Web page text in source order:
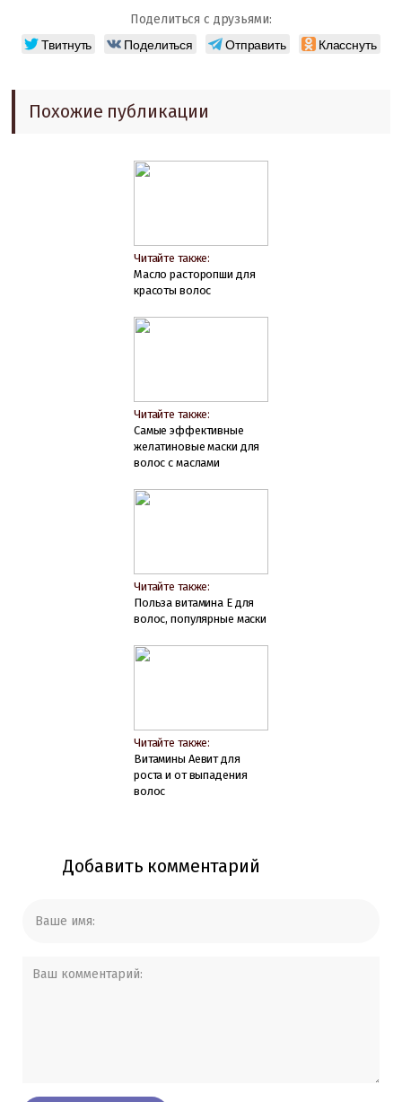
Поделиться с друзьями:
Твитнуть Поделиться Отправить Класснуть
Похожие публикации
Читайте также:
Масло расторопши для
красоты волос
Читайте также:
Самые эффективные
желатиновые маски для
волос с маслами
Читайте также:
Польза витамина Е для
волос, популярные маски
Читайте также:
Витамины Аевит для
роста и от выпадения
волос
Добавить комментарий